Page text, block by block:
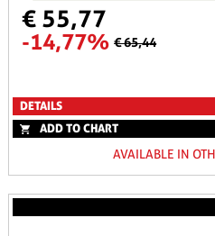
€ 55,77
-14,77% € 65,44
DETAILS
ADD TO CHART
AVAILABLE IN